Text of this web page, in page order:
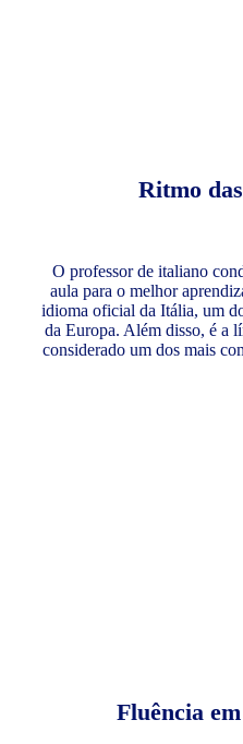
Ritmo
O professor de italiano
aula para o melhor
idioma oficial da Itália, um
da Europa. Além disso, é a
considerado um dos mais
Fluência